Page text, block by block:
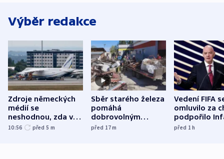
Výběr redakce
Zdroje německých
médií se
neshodnou, zda v
letadle ohroženém
10:56 před 5 m
Sběr starého železa
pomáhá
dobrovolným
hasičům financovat
před 17m
Vedení FIFA
omluvilo za
podpořilo
UEFA trvá na
před 1h